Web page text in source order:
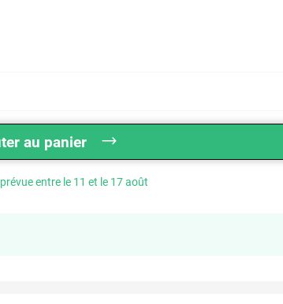
au panier
entre le 11 et le 17 août